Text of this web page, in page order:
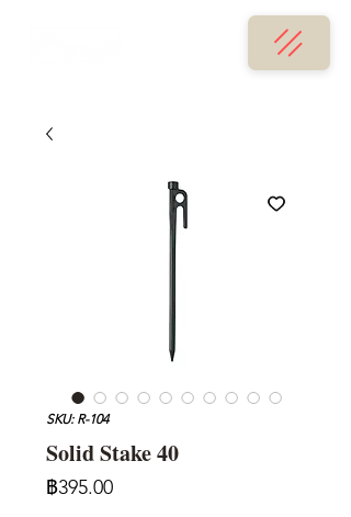
SKU: R-104
Solid Stake 40
฿395.00ราคา